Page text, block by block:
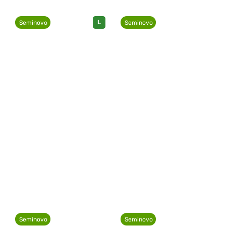
Seminovo L Seminovo
Seminovo Seminovo